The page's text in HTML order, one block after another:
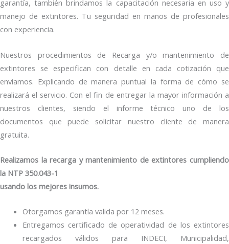
garantía, también brindamos la capacitación necesaria en uso y
manejo de extintores. Tu seguridad en manos de profesionales
con experiencia.
Nuestros procedimientos de Recarga y/o mantenimiento de
extintores se especifican con detalle en cada cotización que
enviamos. Explicando de manera puntual la forma de cómo se
realizará el servicio. Con el fin de entregar la mayor información a
nuestros clientes, siendo el informe técnico uno de los
documentos que puede solicitar nuestro cliente de manera
gratuita.
Realizamos la recarga y mantenimiento de extintores cumpliendo
la NTP 350.043-1
usando los mejores insumos.
Otorgamos garantía valida por 12 meses.
Entregamos certificado de operatividad de los extintores
recargados válidos para INDECI, Municipalidad,